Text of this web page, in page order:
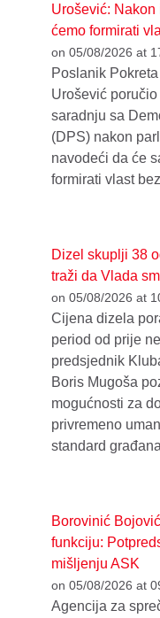
Urošević:
ćemo formirati
on 05/08/2026 at
Poslanik
Urošević
saradnju sa
(DPS) nakon
navodeći da će
formirati vlast
Dizel skuplji 38
traži da Vlada
on 05/08/2026 at
Cijena dizela
period od prije
predsjednik
Boris Mugoša
mogućnosti za
privremeno
standard
Borovinić
funkciju:
mišljenju ASK
on 05/08/2026 at
Agencija za